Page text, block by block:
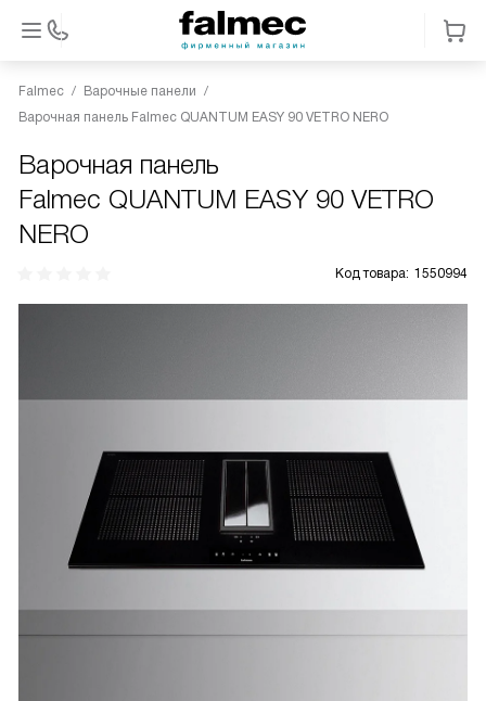
Falmec
Варочные панели
Варочная панель Falmec QUANTUM EASY 90 VETRO NERO
Варочная панель
Falmec QUANTUM EASY 90 VETRO
NERO
Код товара: 1550994